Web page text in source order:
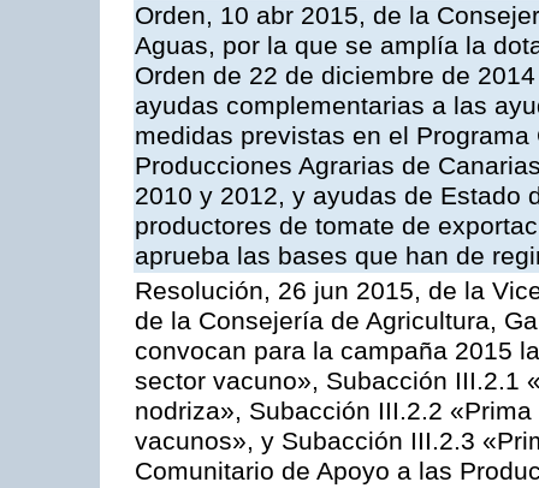
Orden, 10 abr 2015, de la
Aguas, por la que se amplía la
Orden de 22 de diciembre de
ayudas complementarias a las
medidas previstas en el
Producciones Agrarias de
2010 y 2012, y ayudas de Estado
productores de tomate de
aprueba las bases que han de
Resolución, 26 jun 2015, de la
de la Consejería de Agricultura,
convocan para la campaña 2015
sector vacuno», Subacción III.2.1
nodriza», Subacción III.2.2
vacunos», y Subacción III.2.3
Comunitario de Apoyo a las